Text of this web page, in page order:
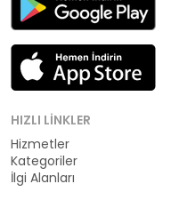
HIZLI LINKLER
Hizmetler
Kategoriler
İlgi Alanları